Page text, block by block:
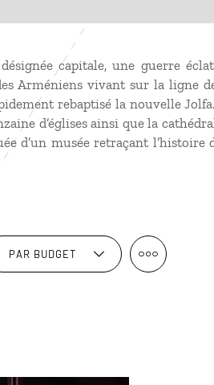
capitale, une guerre
Arméniens vivant sur la ligne
rebaptisé la nouvelle
d’églises ainsi que la
d’un musée retraçant l’histoire
PAR BUDGET